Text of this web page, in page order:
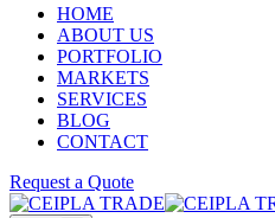
HOME
ABOUT US
PORTFOLIO
MARKETS
SERVICES
BLOG
CONTACT
Request a Quote